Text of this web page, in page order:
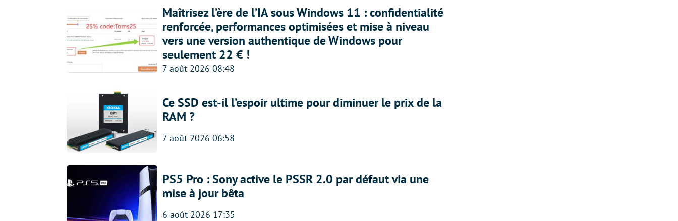
Maîtrisez l’ère de l’IA sous Windows 11 : confidentialité
renforcée, performances optimisées et mise à niveau
vers une version authentique de Windows pour
seulement 22 € !
7 août 2026 08:48
Ce SSD est-il l’espoir ultime pour diminuer le prix de la
RAM ?
7 août 2026 06:58
PS5 Pro : Sony active le PSSR 2.0 par défaut via une
mise à jour bêta
6 août 2026 17:35